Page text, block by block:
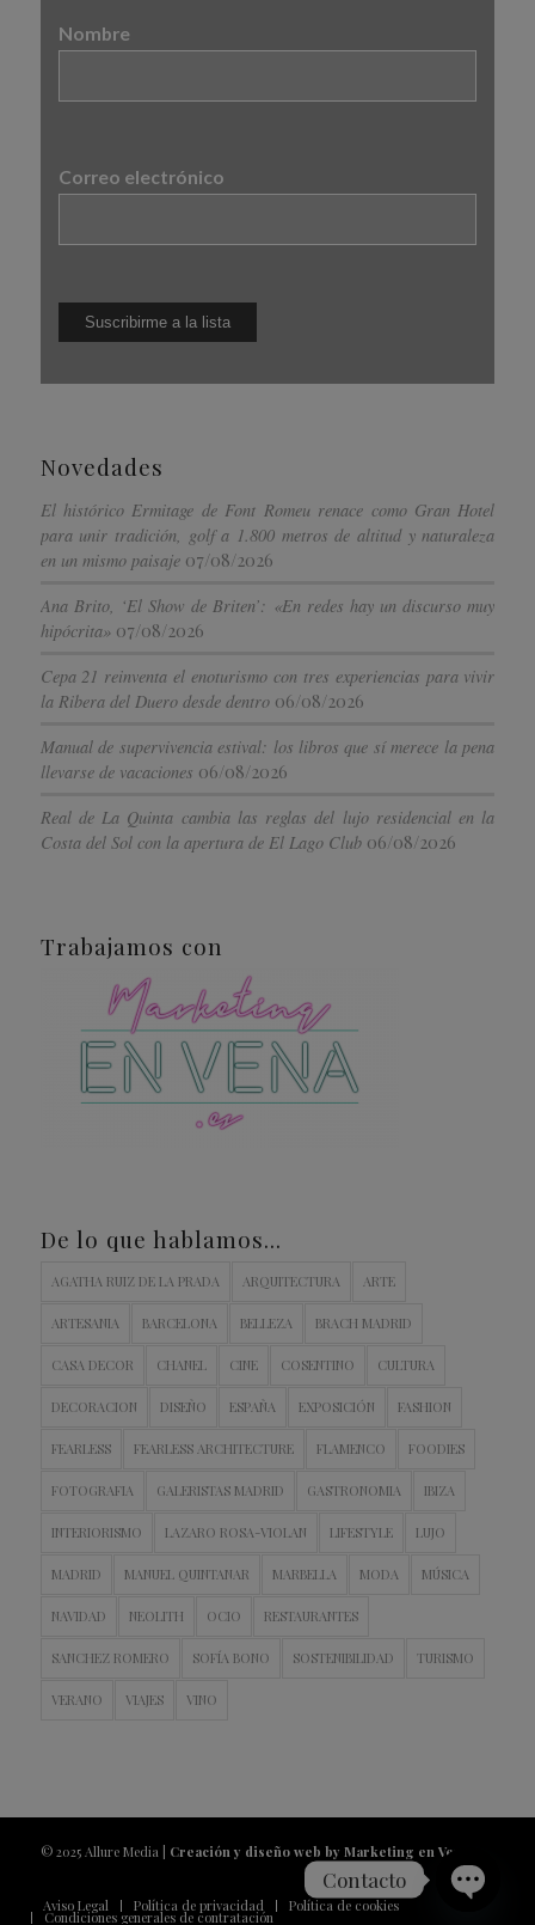
Nombre
Correo electrónico
Novedades
El histórico Ermitage de Font Romeu renace como Gran Hotel
para unir tradición, golf a 1.800 metros de altitud y naturaleza
en un mismo paisaje 07/08/2026
Ana Brito, ‘El Show de Briten’: «En redes hay un discurso muy
hipócrita» 07/08/2026
Cepa 21 reinventa el enoturismo con tres experiencias para vivir
la Ribera del Duero desde dentro 06/08/2026
Manual de supervivencia estival: los libros que sí merece la pena
llevarse de vacaciones 06/08/2026
Real de La Quinta cambia las reglas del lujo residencial en la
Costa del Sol con la apertura de El Lago Club 06/08/2026
Trabajamos con
De lo que hablamos…
AGATHA RUIZ DE LA PRADA ARQUITECTURA ARTE
ARTESANIA BARCELONA BELLEZA BRACH MADRID
CASA DECOR CHANEL CINE COSENTINO CULTURA
DECORACION DISEÑO ESPAÑA EXPOSICIÓN FASHION
FEARLESS FEARLESS ARCHITECTURE FLAMENCO FOODIES
FOTOGRAFIA GALERISTAS MADRID GASTRONOMIA IBIZA
INTERIORISMO LAZARO ROSA-VIOLAN LIFESTYLE LUJO
MADRID MANUEL QUINTANAR MARBELLA MODA MÚSICA
NAVIDAD NEOLITH OCIO RESTAURANTES
SANCHEZ ROMERO SOFÍA BONO SOSTENIBILIDAD TURISMO
VERANO VIAJES VINO
© 2025 Allure Media | Creación y diseño web by Marketing en Vena
Aviso Legal Política de privacidad Política de cookies
Condiciones generales de contratación
Contacto